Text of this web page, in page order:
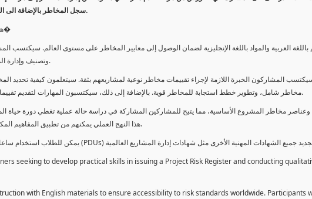
سجل المخاطر بالإضافة الى المقدرة التامية لإدارة مخاطر المشاريع.
هذا الكورس للمبتدئين الراغبين في تط�
باللغة العربية والمواد باللغة الإنجليزية لضمان الوصول إلى معايير المخاطر على مستوى العالم. سيكتسب
وتصنيف وإدارة المخاطر على مدار دورة حياة المشروع.
سيكتسب المشاركون الخبرة اللازمة لإجراء تقييمات مخاطر نوعية لمشاريعهم بثقة. سيتعلمون كيفية تحديد
مخاطر شامل، وتطوير خطط استجابة للمخاطر قوية. بالإضافة إلى ذلك، سيكتسبون المهارات لتقديم تقييمات المخاطر عبر لوحة معلومات فعالة.
مخاطر المشروع الأساسية، مما يتيح للمشاركين المشاركة في دراسة حالة عملية تغطي دورة حياة
هذا النهج العملي يمكنهم من تطبيق المفاهيم المكتسبة مباشرة على مشاريعهم الخاصة.
seeking to develop practical skills in issuing a Project Risk Register and conducting
with English materials to ensure accessibility to risk standards worldwide. Participants